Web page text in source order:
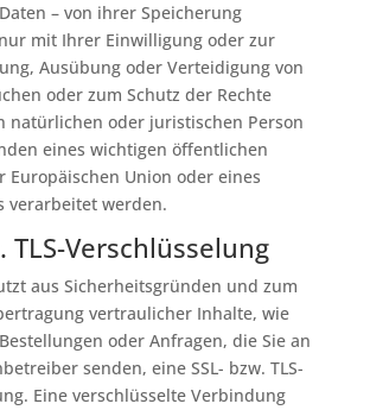
– von ihrer Speicherung
mit Ihrer Einwilligung oder zur
Ausübung oder Verteidigung von
oder zum Schutz der Rechte
natürlichen oder juristischen Person
eines wichtigen öffentlichen
Europäischen Union oder eines
verarbeitet werden.
TLS-Verschlüsselung
aus Sicherheitsgründen und zum
vertraulicher Inhalte, wie
oder Anfragen, die Sie an
senden, eine SSL- bzw. TLS-
Eine verschlüsselte Verbindung